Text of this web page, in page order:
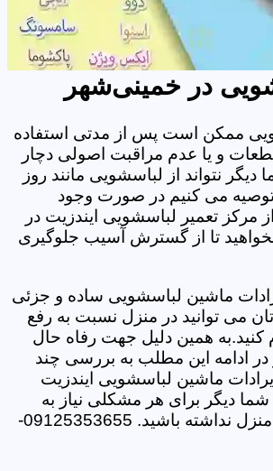
در خمینی‌شهر
ممکن است پس از مدتی استفاده
و یا عدم مراقبت اصولی دچار
دیگر نتواند از لباسشویی مانند روز
می کنیم در صورت وجود
مرکز تعمیر لباسشویی ایندزیت در
تا از گسترش آسیب جلوگیری
ماشین لباسشویی ساده و جزئی
می توانید در منزل نسبت به رفع
کنید.به همین دلیل جهت رفاه حال
در ادامه این مطلب به بررسی چند
ماشین لباسشویی ایندزیت
شما دیگر برای هر مشکلی نیاز به
حضور تکنسین در منزل نداشته باشید. 09125353655-